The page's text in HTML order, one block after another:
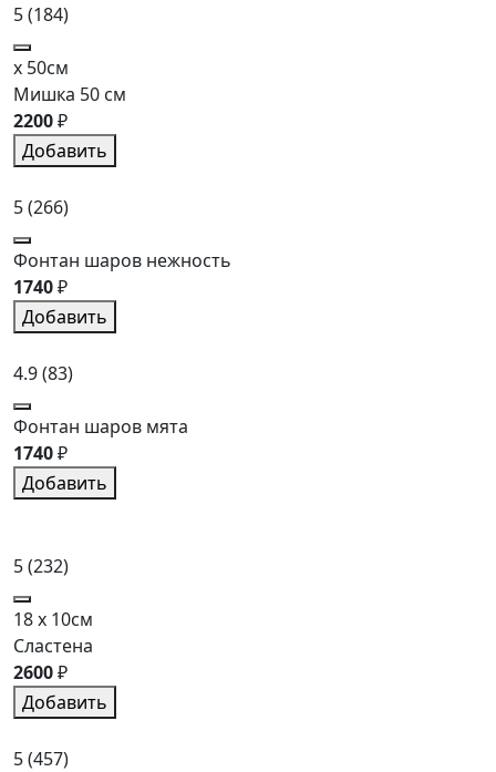
5(184)
x 50см
Мишка 50 см
2200₽
Добавить
5(266)
Фонтан шаров нежность
1740₽
Добавить
4.9(83)
Фонтан шаров мята
1740₽
Добавить
5(232)
18 x 10см
Сластена
2600₽
Добавить
5(457)